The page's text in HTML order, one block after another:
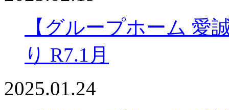
【グループホーム 愛
り R7.1月
2025.01.24